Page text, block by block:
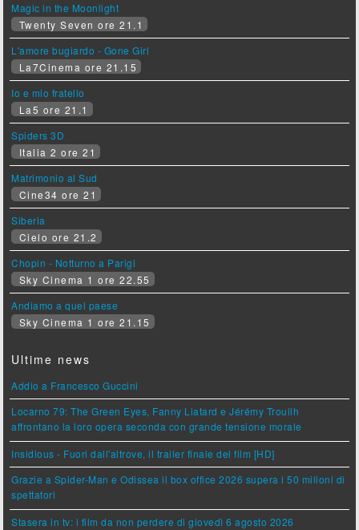
Magic in the Moonlight
Twenty Seven ore 21.1
L'amore bugiardo - Gone Girl
La7Cinema ore 21.15
Io e mio fratello
La5 ore 21.1
Spiders 3D
Italia 2 ore 21
Matrimonio al Sud
Cine34 ore 21
Siberia
Cielo ore 21.2
Chopin - Notturno a Parigi
Sky Cinema 1 ore 22.55
Andiamo a quel paese
Sky Cinema 1 ore 21.15
Ultime news
Addio a Francesco Guccini
Locarno 79: The Green Eyes, Fanny Liatard e Jérémy Trouilh
affrontano la loro opera seconda con grande tensione morale
Insidious - Fuori dall'altrove, il trailer finale del film [HD]
Grazie a Spider-Man e Odissea il box office 2026 supera i 50 milioni di
spettatori
Stasera in tv: i film da non perdere di giovedì 6 agosto 2026